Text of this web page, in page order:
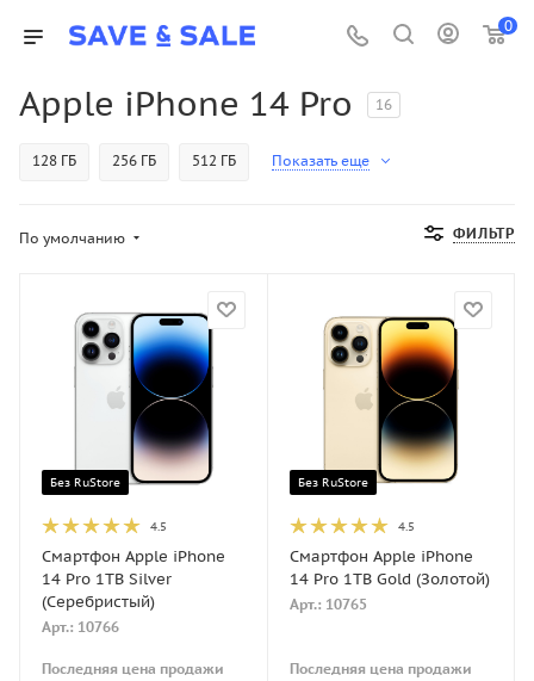
0
Apple iPhone 14 Pro 16
128 ГБ 256 ГБ 512 ГБ Показать еще
ФИЛЬТР
По умолчанию
Без RuStore
4.5
Смартфон Apple iPhone
14 Pro 1TB Silver
(Серебристый)
Арт.: 10766
Последняя цена продажи
Без RuStore
4.5
Смартфон Apple iPhone
14 Pro 1TB Gold (Золотой)
Арт.: 10765
Последняя цена продажи